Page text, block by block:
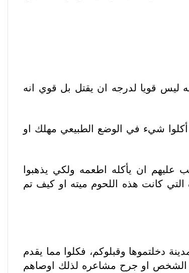
ليس قويا لدرجه ان يقتل بل قوي انه
شيء في الوضع الطبيعي مهلك او
ان يأكله اطعمه ولكي يذهبوا
التي كانت هذه اللحوم ميته او كيف تم
دخلتموها وقبلوكم، فكلوا مما يقدم
لهذا الشخص او جرح مشاعره لذلك اوصاهم